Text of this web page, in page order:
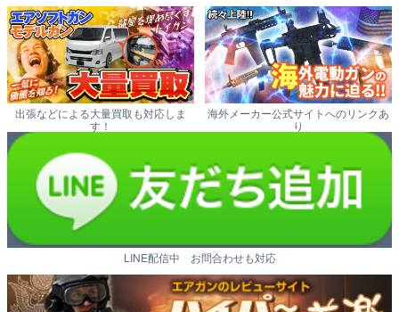
出張などによる大量買取も対応しま
す！
海外メーカー公式サイトへのリンクあ
り
LINE配信中 お問合わせも対応